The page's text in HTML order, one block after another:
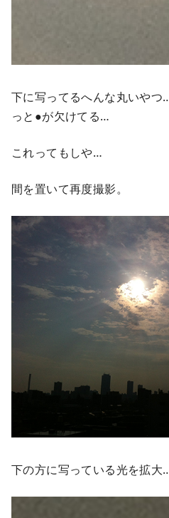
下に写ってるへんな丸いやつ
っと●が欠けてる…
これってもしや…
間を置いて再度撮影。
下の方に写っている光を拡大